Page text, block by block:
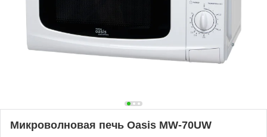
Микроволновая печь Oasis MW-70UW